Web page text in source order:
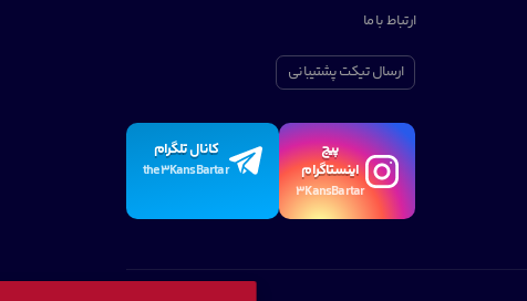
ارتباط با ما
ارسال تیکت پشتیبانی
پیچ
اینستاگرام
3KansBartar
کانال تلگرام
the3KansBartar